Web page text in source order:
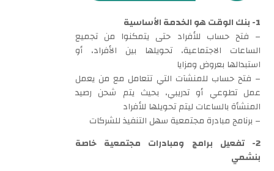
1- بنك الوقت هو الخدمة الأساسية
– فتح حساب للأفراد حتى يتمكنوا من تجميع
الساعات الاجتماعية، تحويلها بين الأفراد، أو
استبدالها بعروض ومزايا
– فتح حساب للمنشآت التي تتعامل مع من يعمل
عمل تطوعي أو تدريبي، بحيث يتم شحن رصيد
المنشأة بالساعات ليتم تحويلها للأفراد
– برنامج مبادرة مجتمعية سهل التنفيذ للشركات
2- تفعيل برامج ومبادرات مجتمعية خاصة
بنشمي